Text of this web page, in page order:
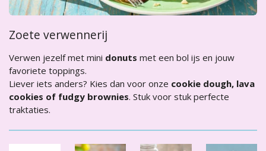
Zoete verwennerij
Verwen jezelf met mini donuts met een bol ijs en jouw
favoriete toppings.
Liever iets anders? Kies dan voor onze cookie dough, lava
cookies of fudgy brownies. Stuk voor stuk perfecte
traktaties.